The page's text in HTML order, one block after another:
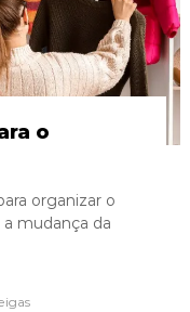
o
organizar o
mudança da